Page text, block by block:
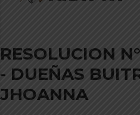
RESOLUCION
- DUEÑAS
JHOANNA